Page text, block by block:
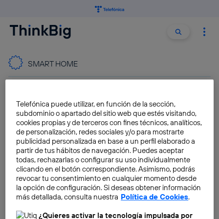
Buscar
SMART HOME
estos son los pasos para
tener tu smart home
Moncho Terol
IKEA lanza las nuevas
persianas inteligentes para
hogares conectados
Antonio Gomariz
Telefónica puede utilizar, en función de la sección,
subdominio o apartado del sitio web que estés visitando,
cookies propias y de terceros con fines técnicos, analíticos,
de personalización, redes sociales y/o para mostrarte
publicidad personalizada en base a un perfil elaborado a
partir de tus hábitos de navegación. Puedes aceptar
todas, rechazarlas o configurar su uso individualmente
clicando en el botón correspondiente. Asimismo, podrás
revocar tu consentimiento en cualquier momento desde
la opción de configuración. Si deseas obtener información
más detallada, consulta nuestra Política de Cookies.
¿Quieres activar la tecnología impulsada por